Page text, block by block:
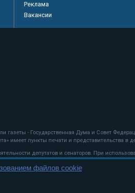
Реклама
Вакансии
газеты - Государственная Дума и Совет
имеет пункты печати и представительства в
депутатов и сенаторов. При
файлов cookie